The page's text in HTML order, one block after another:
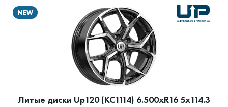
NEW
Литые диски Up120 (КС1114) 6.500xR16 5x114.3